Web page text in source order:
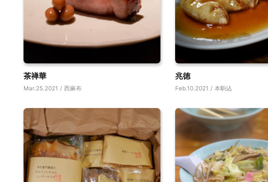
茶禅華
Mar.25.2021 / 西麻布
兆徳
Feb.10.2021 / 本駒込